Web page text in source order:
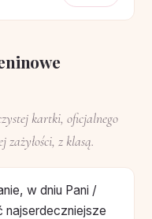
kartki, oficjalnego
zażyłości, z klasą.
w dniu Pani /
najserdeczniejsze